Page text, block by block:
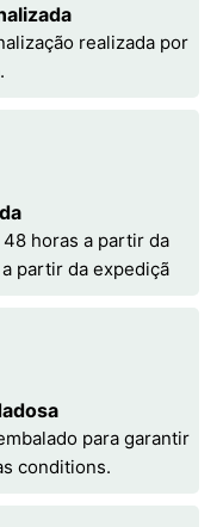
realizada por
horas a partir da
partir da expediçã
para garantir
conditions.